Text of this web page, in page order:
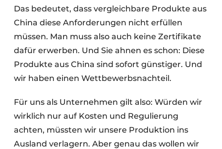
Das bedeutet, dass vergleichbare Produkte aus
China diese Anforderungen nicht erfüllen
müssen. Man muss also auch keine Zertifikate
dafür erwerben. Und Sie ahnen es schon: Diese
Produkte aus China sind sofort günstiger. Und
wir haben einen Wettbewerbsnachteil.
Für uns als Unternehmen gilt also: Würden wir
wirklich nur auf Kosten und Regulierung
achten, müssten wir unsere Produktion ins
Ausland verlagern. Aber genau das wollen wir